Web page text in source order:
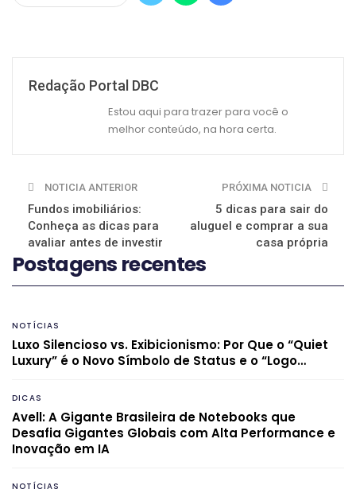
Redação Portal DBC
Estou aqui para trazer para você o
melhor conteúdo, na hora certa.
NOTICIA ANTERIOR
Fundos imobiliários:
Conheça as dicas para
avaliar antes de investir
PRÓXIMA NOTICIA
5 dicas para sair do
aluguel e comprar a sua
casa própria
Postagens recentes
NOTÍCIAS
Luxo Silencioso vs. Exibicionismo: Por Que o “Quiet
Luxury” é o Novo Símbolo de Status e o “Logo…
DICAS
Avell: A Gigante Brasileira de Notebooks que
Desafia Gigantes Globais com Alta Performance e
Inovação em IA
NOTÍCIAS